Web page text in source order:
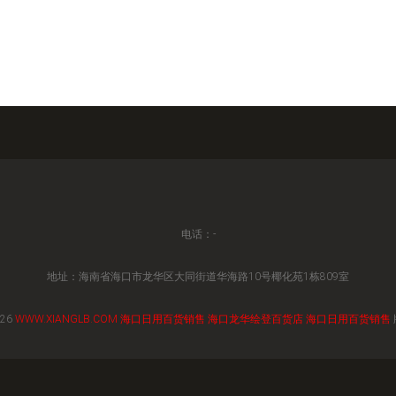
电话：-
地址：海南省海口市龙华区大同街道华海路10号椰化苑1栋809室
WWW.XIANGLB.COM 海口日用百货销售 海口龙华绘登百货店 海口日用百货销售